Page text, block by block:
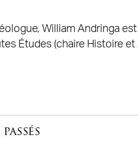
William Andringa
Études (chaire Histoire